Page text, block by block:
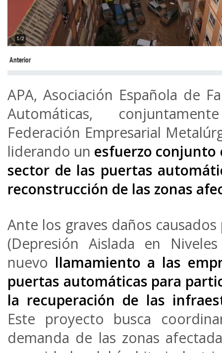
1/2
Anterior
APA, Asociación Española de
Automáticas,
Federación Empresarial
liderando un esfuerzo conjunto
sector de las puertas
reconstrucción de las zonas
Ante los graves daños
(Depresión Aislada en
nuevo llamamiento a las
puertas automáticas para
la recuperación de las
Este proyecto busca
demanda de las zonas